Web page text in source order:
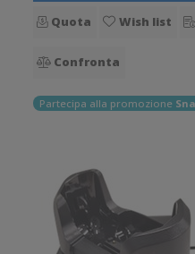
Quota Wish list
Confronta
Partecipa alla promozione